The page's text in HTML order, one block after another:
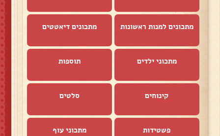
מתכונים למנות ראשונות מתכונים דיאטטים
מתכוני ילדים תוספות
קינוחים סלטים
פשטידות מתכוני עוף